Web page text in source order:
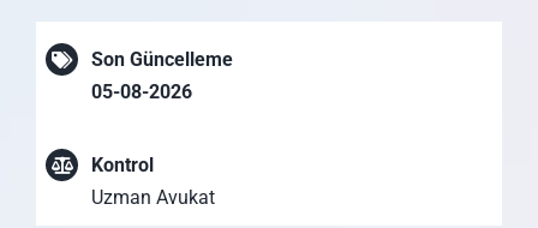
Son Güncelleme
05-08-2026
Kontrol
Uzman Avukat